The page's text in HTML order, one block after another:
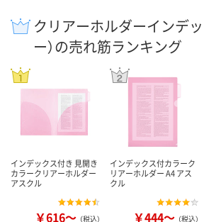
クリアーホルダーインデ
ー）の売れ筋ランキング
インデックス付き 見開き
カラークリアーホルダー
アスクル
￥616～ （税込）
インデックス付カラーク
リアーホルダー A4 アス
クル
￥444～ （税込）